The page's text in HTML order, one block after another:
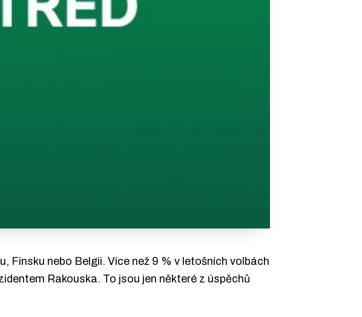
Finsku nebo Belgii. Více než 9 % v letošních volbách
Rakouska. To jsou jen některé z úspěchů